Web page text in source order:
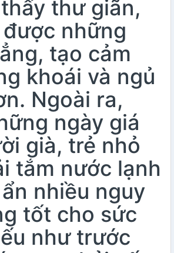
thư giãn,
những
tạo cảm
khoái và ngủ
Ngoài ra,
ngày giá
già, trẻ nhỏ
tắm nước lạnh
nhiều nguy
tốt cho sức
như trước